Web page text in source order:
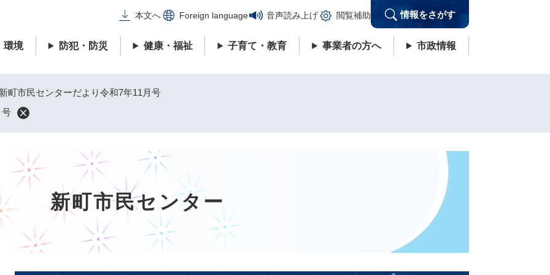
メニューを飛ばして本文へ
本文へ Foreign language 音声読み上げ 閲覧補助 情報をさがす
環境 防犯・防災 健康・福祉 子育て・教育 事業者の方へ 市政情報
町市民センターだより令和7年11月号
号
新町市民センター